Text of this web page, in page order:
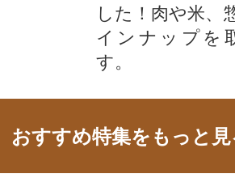
した！肉や米、
インナップを
す。
おすすめ特集をもっと